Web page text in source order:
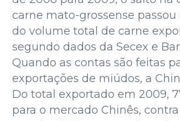
carne mato-grossense passou
do volume total de carne
segundo dados da Secex e
Quando as contas são feitas
exportações de miúdos, a
Do total exportado em 2009,
para o mercado Chinês,